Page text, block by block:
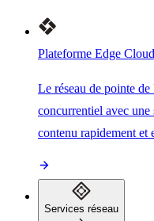
Plateforme Edge
Le réseau de pointe
concurrentiel avec
contenu rapidement et
Services réseau